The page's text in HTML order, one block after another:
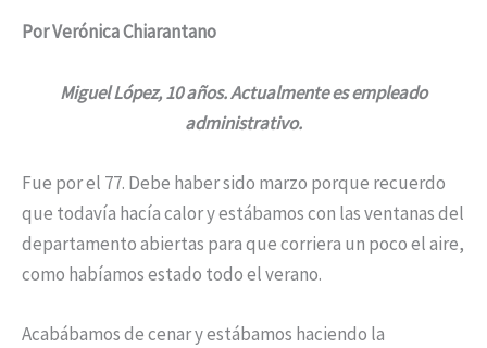
Por Verónica Chiarantano
Miguel López, 10 años. Actualmente es empleado
administrativo.
Fue por el 77. Debe haber sido marzo porque recuerdo
que todavía hacía calor y estábamos con las ventanas del
departamento abiertas para que corriera un poco el aire,
como habíamos estado todo el verano.
Acabábamos de cenar y estábamos haciendo la